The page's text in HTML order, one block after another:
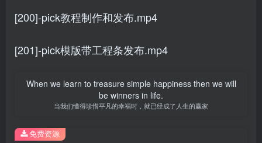
[200]-pick教程制作和发布.mp4
[201]-pick模版带工程条发布.mp4
When we learn to treasure simple happiness then we will
be winners in life.
当我们懂得珍惜平凡的幸福时，就已经成了人生的赢家
免费资源